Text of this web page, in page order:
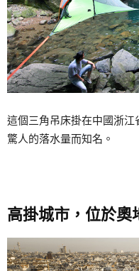
這個三角吊床掛在中國浙
驚人的落水量而知名。
高掛城市，位於奧